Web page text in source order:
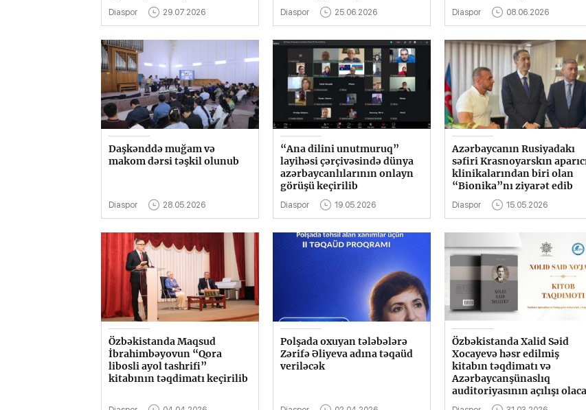
Diaspor 29.07.2026 Diaspor 25.06.2026 Diaspor 08.06.2026
Daşkənddə muğam və
makom dərsi təşkil olunub
Diaspor 28.05.2026
“Ana dilini unutmuruq”
layihəsi çərçivəsində dünya
azərbaycanlılarının onlayn
görüşü keçirilib
Diaspor 19.05.2026
Azərbaycanın Rusiyadakı
səfiri Krasnoyarskın
klinikalarından biri olan
“Bionika”nı ziyarət edib
Diaspor 15.05.2026
Özbəkistanda Maqsud
İbrahimbəyovun “Qora
libosli ayol tashrifi”
kitabının təqdimatı keçirilib
Polşada oxuyan tələbələrə
Zərifə Əliyeva adına təqaüd
veriləcək
Özbəkistanda Xalid Səid
Xocayevə həsr edilmiş
kitabın təqdimatı və
Azərbaycanşünaslıq
auditoriyasının açılışı